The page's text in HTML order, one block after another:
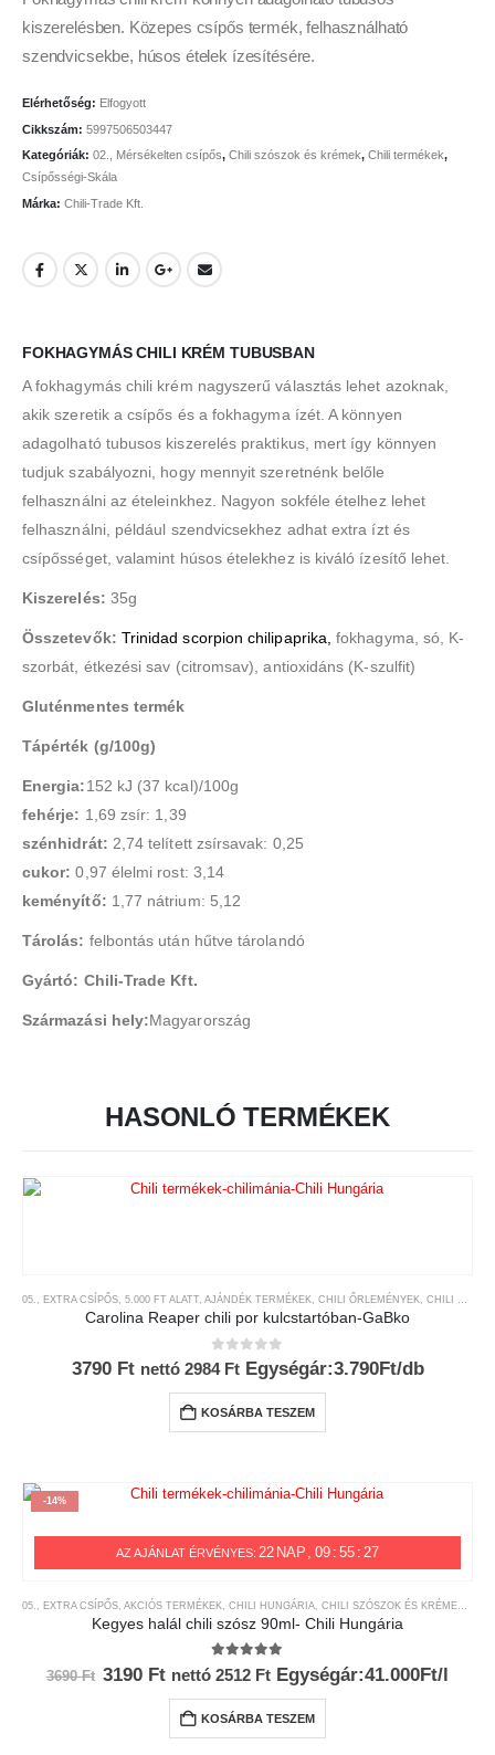
kiszerelésben. Közepes csípős termék, felhasználható
szendvicsekbe, húsos ételek ízesítésére.
Elérhetőség: Elfogyott
Cikkszám: 5997506503447
Kategóriák: 02., Mérsékelten csípős, Chili szószok és krémek, Chili termékek,
Csípősségi-Skála
Márka: Chili-Trade Kft.
FOKHAGYMÁSCHILI KRÉM TUBUSBAN
A fokhagymás chili krém nagyszerű választás lehet azoknak,
akik szeretik a csípős és a fokhagyma ízét. A könnyen
adagolható tubusos kiszerelés praktikus, mert így könnyen
tudjuk szabályozni, hogy mennyit szeretnénk belőle
felhasználni az ételeinkhez. Nagyon sokféle ételhez lehet
felhasználni, például szendvicsekhez adhat extra ízt és
csípősséget, valamint húsos ételekhez is kiváló ízesítő lehet.
Kiszerelés: 35g
Összetevők: Trinidad scorpion chilipaprika fokhagyma, só, K-
szorbát, étkezési sav (citromsav), antioxidáns (K-szulfit)
Gluténmentes termék
Tápérték (g/100g)
Energia:152 kJ (37 kcal)/100g
fehérje: 1,69 zsír: 1,39
szénhidrát: 2,74 telített zsírsavak: 0,25
cukor: 0,97 élelmi rost: 3,14
keményítő: 1,77 nátrium: 5,12
Tárolás: felbontás után hűtve tárolandó
Gyártó: Chili-Trade Kft.
Származási hely:Magyarország
HASONLÓ TERMÉKEK
05., EXTRA CSÍPŐS 5.000 FT ALATT AJÁNDÉK TERMÉKEK CHILI ŐRLEMÉNYEK CHILI TERMÉKEK
Carolina Reaper chili por kulcstartóban-GaBko
0 az 5-ből
3790 Ft nettó 2984 Ft Egységár:3.790Ft/db
KOSÁRBA TESZEM
-14%
AZ AJÁNLAT ÉRVÉNYES: 22 NAP 09 : 55 : 27
05., EXTRA CSÍPŐS AKCIÓS TERMÉKEK CHILI HUNGÁRIA CHILI SZÓSZOK ÉS KRÉMEK
Kegyes halál chili szósz 90ml- Chili Hungária
5.00az 5-ből
3690Ft Original
3190 FtCurrent
is:
3190 Ft.
nettó2512 Ft Egységár:41.000Ft/l
KOSÁRBA TESZEM